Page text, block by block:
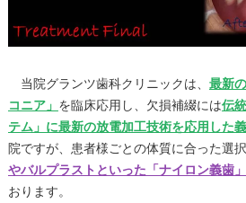
当院グランツ歯科クリニックは、 最新
コニア」を臨床応用し、欠損補綴には伝
テム」に最新の放電加工技術を応用した
院ですが、患者様ごとの体質に合った選
やバルプラストといった「ナイロン義歯」
おります。